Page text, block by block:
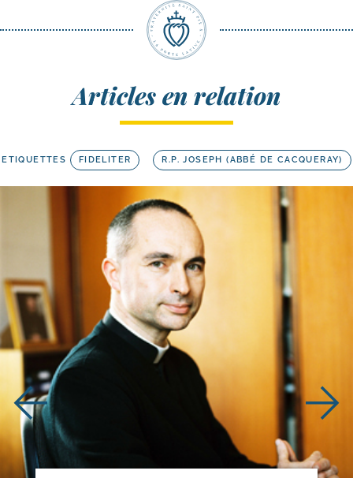
Articles en relation
ETIQUETTES FIDELITER R.P. JOSEPH (ABBÉ DE CACQUERAY)